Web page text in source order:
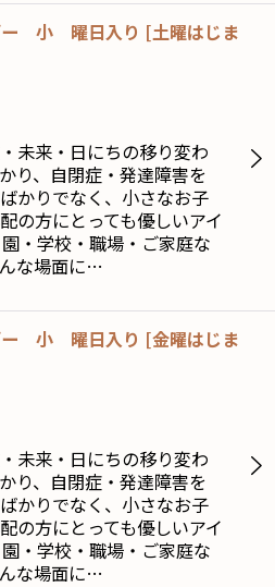
ー 小 曜日入り [土曜はじま
未来・日にちの移り変わ
り、自閉症・発達障害を
かりでなく、小さなお子
の方にとっても優しいアイ
・学校・職場・ご家庭な
な場面に…
ー 小 曜日入り [金曜はじま
未来・日にちの移り変わ
り、自閉症・発達障害を
かりでなく、小さなお子
の方にとっても優しいアイ
・学校・職場・ご家庭な
な場面に…